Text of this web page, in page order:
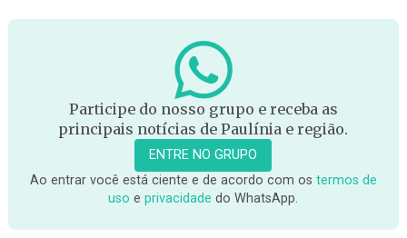
Participe do nosso grupo e receba as
principais notícias de Paulínia e região.
ENTRE NO GRUPO
Ao entrar você está ciente e de acordo com os termos de
uso eprivacidade do WhatsApp.